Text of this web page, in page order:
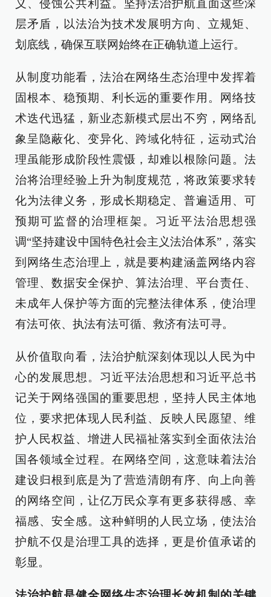
义、侵蚀公共利益。坚持法治护航直面这些深
层矛盾，以法治为技术发展明方向、立规矩、
划底线，确保互联网始终在正确轨道上运行。
从制度功能看，法治在网络生态治理中发挥着
固根本、稳预期、利长远的重要作用。网络技
术迭代迅猛，新业态新模式层出不穷，网络乱
象呈隐蔽化、变异化、跨域化特征，运动式治
理虽能形成阶段性震慑，却难以根除问题。法
治将治理经验上升为制度规范，将政策要求转
化为法律义务，形成长期稳定、普遍适用、可
预期可监督的治理框架。习近平法治思想强
调“坚持建设中国特色社会主义法治体系”，落实
到网络生态治理上，就是要构建涵盖网络内容
管理、数据安全保护、算法治理、平台责任、
未成年人保护等方面的完整法律体系，使治理
有法可依、执法有法可循、救济有法可寻。
从价值取向看，法治护航深刻体现以人民为中
心的发展思想。习近平法治思想和习近平总书
记关于网络强国的重要思想，坚持人民主体地
位，要求把体现人民利益、反映人民愿望、维
护人民权益、增进人民福祉落实到全面依法治
国各领域全过程。在网络空间，这意味着法治
建设归根到底是为了营造清朗有序、向上向善
的网络空间，让亿万民众享有更多获得感、幸
福感、安全感。这种鲜明的人民立场，使法治
护航不仅是治理工具的选择，更是价值承诺的
彰显。